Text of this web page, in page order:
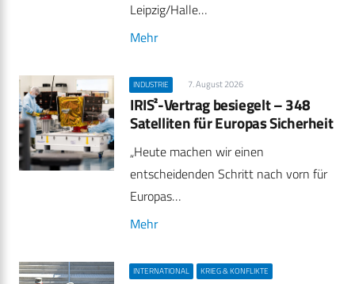
Leipzig/Halle…
Mehr
INDUSTRIE 7. August 2026
IRIS²-Vertrag besiegelt – 348
Satelliten für Europas Sicherheit
„Heute machen wir einen
entscheidenden Schritt nach vorn für
Europas…
Mehr
INTERNATIONAL KRIEG & KONFLIKTE